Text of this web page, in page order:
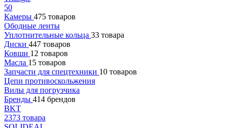
50
Камеры 475 товаров
Ободные ленты
Уплотнительные кольца 33 товара
Диски 447 товаров
Ковши 12 товаров
Масла 15 товаров
Запчасти для спецтехники 10 товаров
Цепи противоскольжения
Вилы для погрузчика
Бренды 414 брендов
BKT
2373 товара